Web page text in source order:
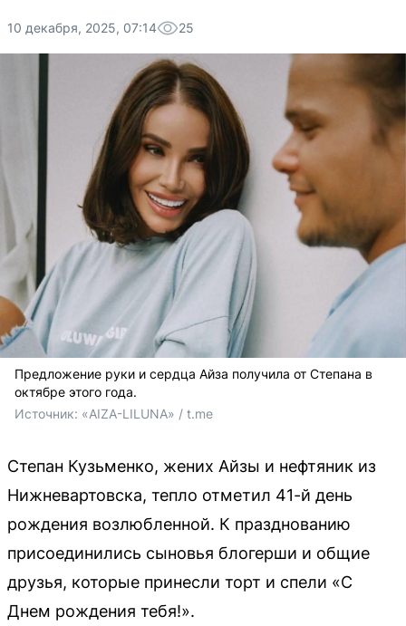
10 декабря, 2025, 07:14 25
Предложение руки и сердца Айза получила от Степана в
октябре этого года.
Источник: «AIZA-LILUNA» / t.me
Степан Кузьменко, жених Айзы и нефтяник из
Нижневартовска, тепло отметил 41-й день
рождения возлюбленной. К празднованию
присоединились сыновья блогерши и общие
друзья, которые принесли торт и спели «С
Днем рождения тебя!».